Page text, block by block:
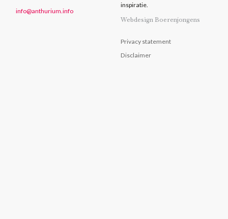
info@anthurium.info
inspiratie.
Webdesign Boerenjongens
Privacy statement
Disclaimer